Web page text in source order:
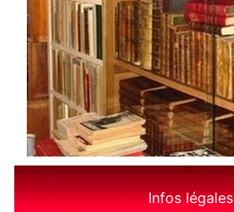
Infos légales